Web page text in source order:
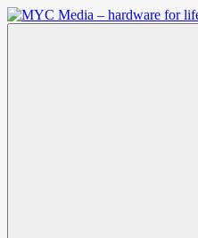
Zum
Inhalt